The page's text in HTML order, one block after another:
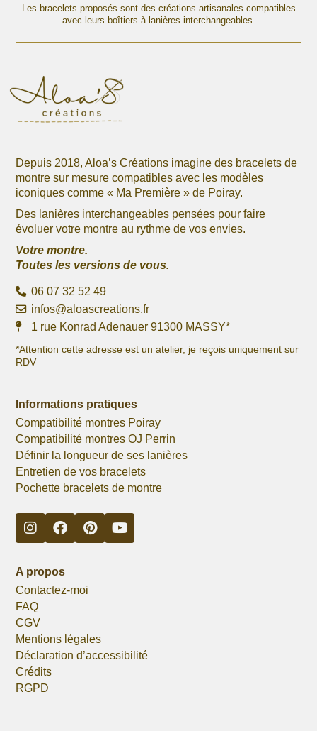
options
page
options
peuvent
Les bracelets proposés sont des créations artisanales compatibles
avec leurs boîtiers à lanières interchangeables.
Depuis 2018, Aloa’s Créations imagine des bracelets de
montre sur mesure compatibles avec les modèles
iconiques comme « Ma Première » de Poiray.
Des lanières interchangeables pensées pour faire
évoluer votre montre au rythme de vos envies.
Votre montre.
Toutes les versions de vous.
06 07 32 52 49
infos@aloascreations.fr
1 rue Konrad Adenauer 91300 MASSY*
*Attention cette adresse est un atelier, je reçois uniquement sur
RDV
Informations pratiques
Compatibilité montres Poiray
Compatibilité montres OJ Perrin
Définir la longueur de ses lanières
Entretien de vos bracelets
Pochette bracelets de montre
A propos
Contactez-moi
FAQ
CGV
Mentions légales
Déclaration d’accessibilité
Crédits
RGPD